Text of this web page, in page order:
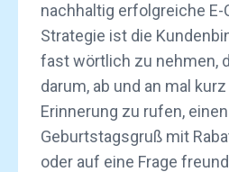
nachhaltig erfolgreiche
Strategie ist die
fast wörtlich zu nehmen,
darum, ab und an mal
Erinnerung zu rufen,
Geburtstagsgruß mit
oder auf eine Frage